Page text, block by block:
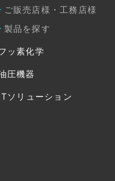
ご販売店様・工務店様
製品を探す
ッ素化学
圧機器
ソリューション